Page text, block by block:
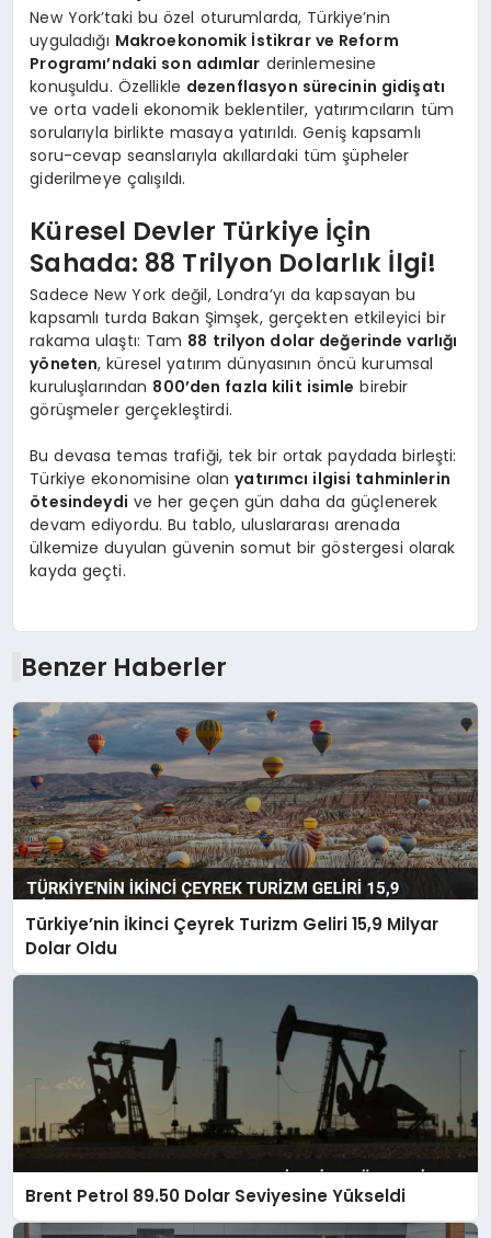
New York’taki bu özel oturumlarda, Türkiye’nin
uyguladığı Makroekonomik İstikrar ve Reform
Programı’ndaki son adımlar derinlemesine
konuşuldu. Özellikle dezenflasyon sürecinin gidişatı
ve orta vadeli ekonomik beklentiler, yatırımcıların tüm
sorularıyla birlikte masaya yatırıldı. Geniş kapsamlı
soru-cevap seanslarıyla akıllardaki tüm şüpheler
giderilmeye çalışıldı.
Küresel Devler Türkiye İçin
Sahada: 88 Trilyon Dolarlık İlgi!
Sadece New York değil, Londra’yı da kapsayan bu
kapsamlı turda Bakan Şimşek, gerçekten etkileyici bir
rakama ulaştı: Tam 88 trilyon dolar değerinde varlığı
yöneten, küresel yatırım dünyasının öncü kurumsal
kuruluşlarından 800’den fazla kilit isimle birebir
görüşmeler gerçekleştirdi.
Bu devasa temas trafiği, tek bir ortak paydada birleşti:
Türkiye ekonomisine olanyatırımcı ilgisi tahminlerin
ötesindeydi ve her geçen gün daha da güçlenerek
devam ediyordu. Bu tablo, uluslararası arenada
ülkemize duyulan güvenin somut bir göstergesi olarak
kayda geçti.
Benzer Haberler
Türkiye’nin İkinci Çeyrek Turizm Geliri 15,9 Milyar
Dolar Oldu
Brent Petrol 89.50 Dolar Seviyesine Yükseldi